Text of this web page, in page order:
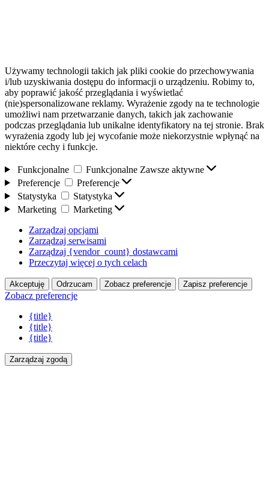
Używamy technologii takich jak pliki cookie do przechowywania
i/lub uzyskiwania dostępu do informacji o urządzeniu. Robimy to,
aby poprawić jakość przeglądania i wyświetlać
(nie)spersonalizowane reklamy. Wyrażenie zgody na te technologie
umożliwi nam przetwarzanie danych, takich jak zachowanie
podczas przeglądania lub unikalne identyfikatory na tej stronie. Brak
wyrażenia zgody lub jej wycofanie może niekorzystnie wpłynąć na
niektóre cechy i funkcje.
Funkcjonalne Funkcjonalne Zawsze aktywne
Preferencje
Preferencje
Statystyka
Statystyka
Marketing
Marketing
Zarządzaj opcjami
Zarządzaj serwisami
Zarządzaj {vendor_count} dostawcami
Przeczytaj więcej o tych celach
Akceptuję Odrzucam Zobacz preferencje Zapisz preferencje
Zobacz preferencje
{title}
{title}
{title}
Zarządzaj zgodą